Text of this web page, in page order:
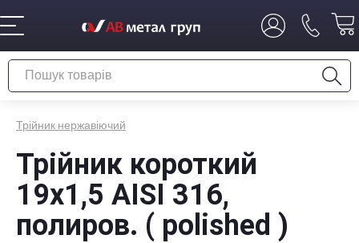
Трійник нержавіючий
Трійник короткий
19х1,5 AISI 316,
полиров. ( polished )